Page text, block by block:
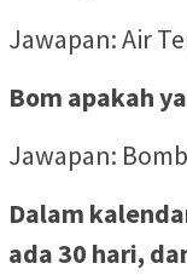
Jawapan: Air
Bom apakah
Jawapan:
Dalam
ada 30 hari,